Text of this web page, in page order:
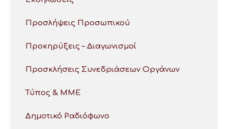
Προσλήψεις Προσωπικού
Προκηρύξεις – Διαγωνισμοί
Προσκλήσεις Συνεδριάσεων Οργάνων
Τύπος & ΜΜΕ
Δημοτικό Ραδιόφωνο